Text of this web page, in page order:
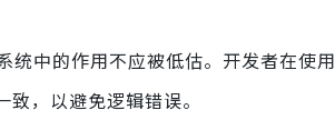
统中的作用不应被低估。开发者在使用
，以避免逻辑错误。